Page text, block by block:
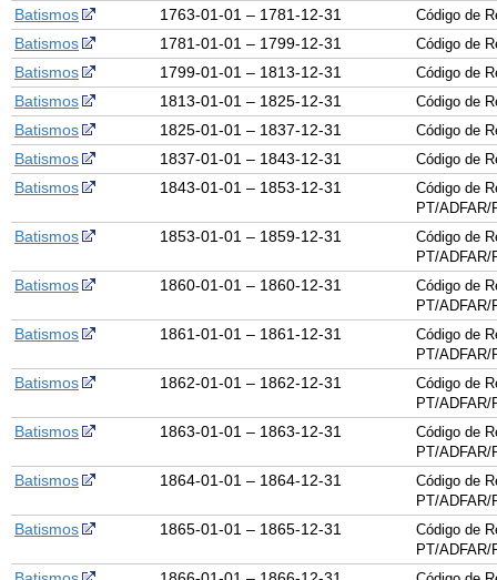
Batismos 1763-01-01 – 1781-12-31 Código de
Batismos 1781-01-01 – 1799-12-31 Código de
Batismos 1799-01-01 – 1813-12-31 Código de
Batismos 1813-01-01 – 1825-12-31 Código de
Batismos 1825-01-01 – 1837-12-31 Código de
Batismos 1837-01-01 – 1843-12-31 Código de
Batismos 1843-01-01 – 1853-12-31
Código de
PT/ADFAR/
Batismos 1853-01-01 – 1859-12-31
Código de
PT/ADFAR/
Batismos 1860-01-01 – 1860-12-31
Código de
PT/ADFAR/
Batismos 1861-01-01 – 1861-12-31
Código de
PT/ADFAR/
Batismos 1862-01-01 – 1862-12-31
Código de
PT/ADFAR/
Batismos 1863-01-01 – 1863-12-31
Código de
PT/ADFAR/
Batismos 1864-01-01 – 1864-12-31
Código de
PT/ADFAR/
Batismos 1865-01-01 – 1865-12-31
Código de
PT/ADFAR/